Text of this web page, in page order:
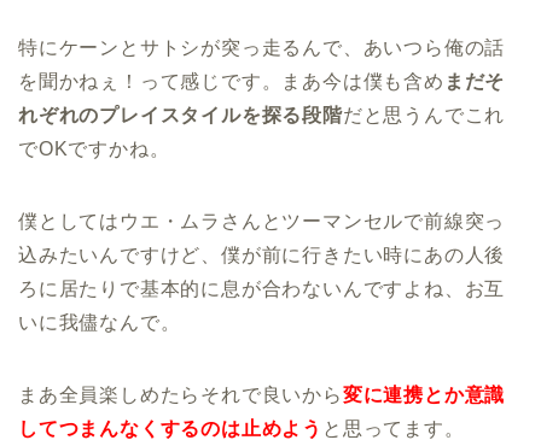
特にケーンとサトシが突っ走るんで、あいつら俺の話
を聞かねぇ！って感じです。まあ今は僕も含め まだそ
れぞれのプレイスタイルを探る段階だと思うんでこれ
でOKですかね。
僕としてはウエ・ムラさんとツーマンセルで前線突っ
込みたいんですけど、僕が前に行きたい時にあの人後
ろに居たりで基本的に息が合わないんですよね、お互
いに我儘なんで。
まあ全員楽しめたらそれで良いから変に連携とか意識
してつまんなくするのは止めよう と思ってます。